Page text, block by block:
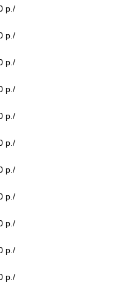
р./
р./
р./
р./
р./
р./
р./
р./
р./
р./
р./